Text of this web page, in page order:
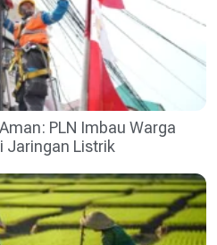
PLN Imbau Warga
Jaringan Listrik